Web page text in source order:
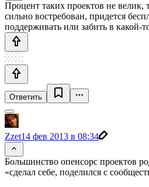
Процент таких проектов не велик,
сильно востребован, придется
поддерживать или забить в какой-
Ответить
Zzet14 фев 2013 в 08:34
Большинство опенсорс проектов
«сделал себе, поделился с